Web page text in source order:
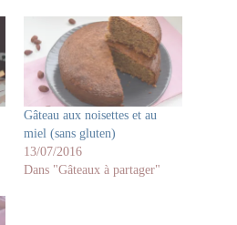
Gâteau aux noisettes et au
miel (sans gluten)
13/07/2016
Dans "Gâteaux à partager"